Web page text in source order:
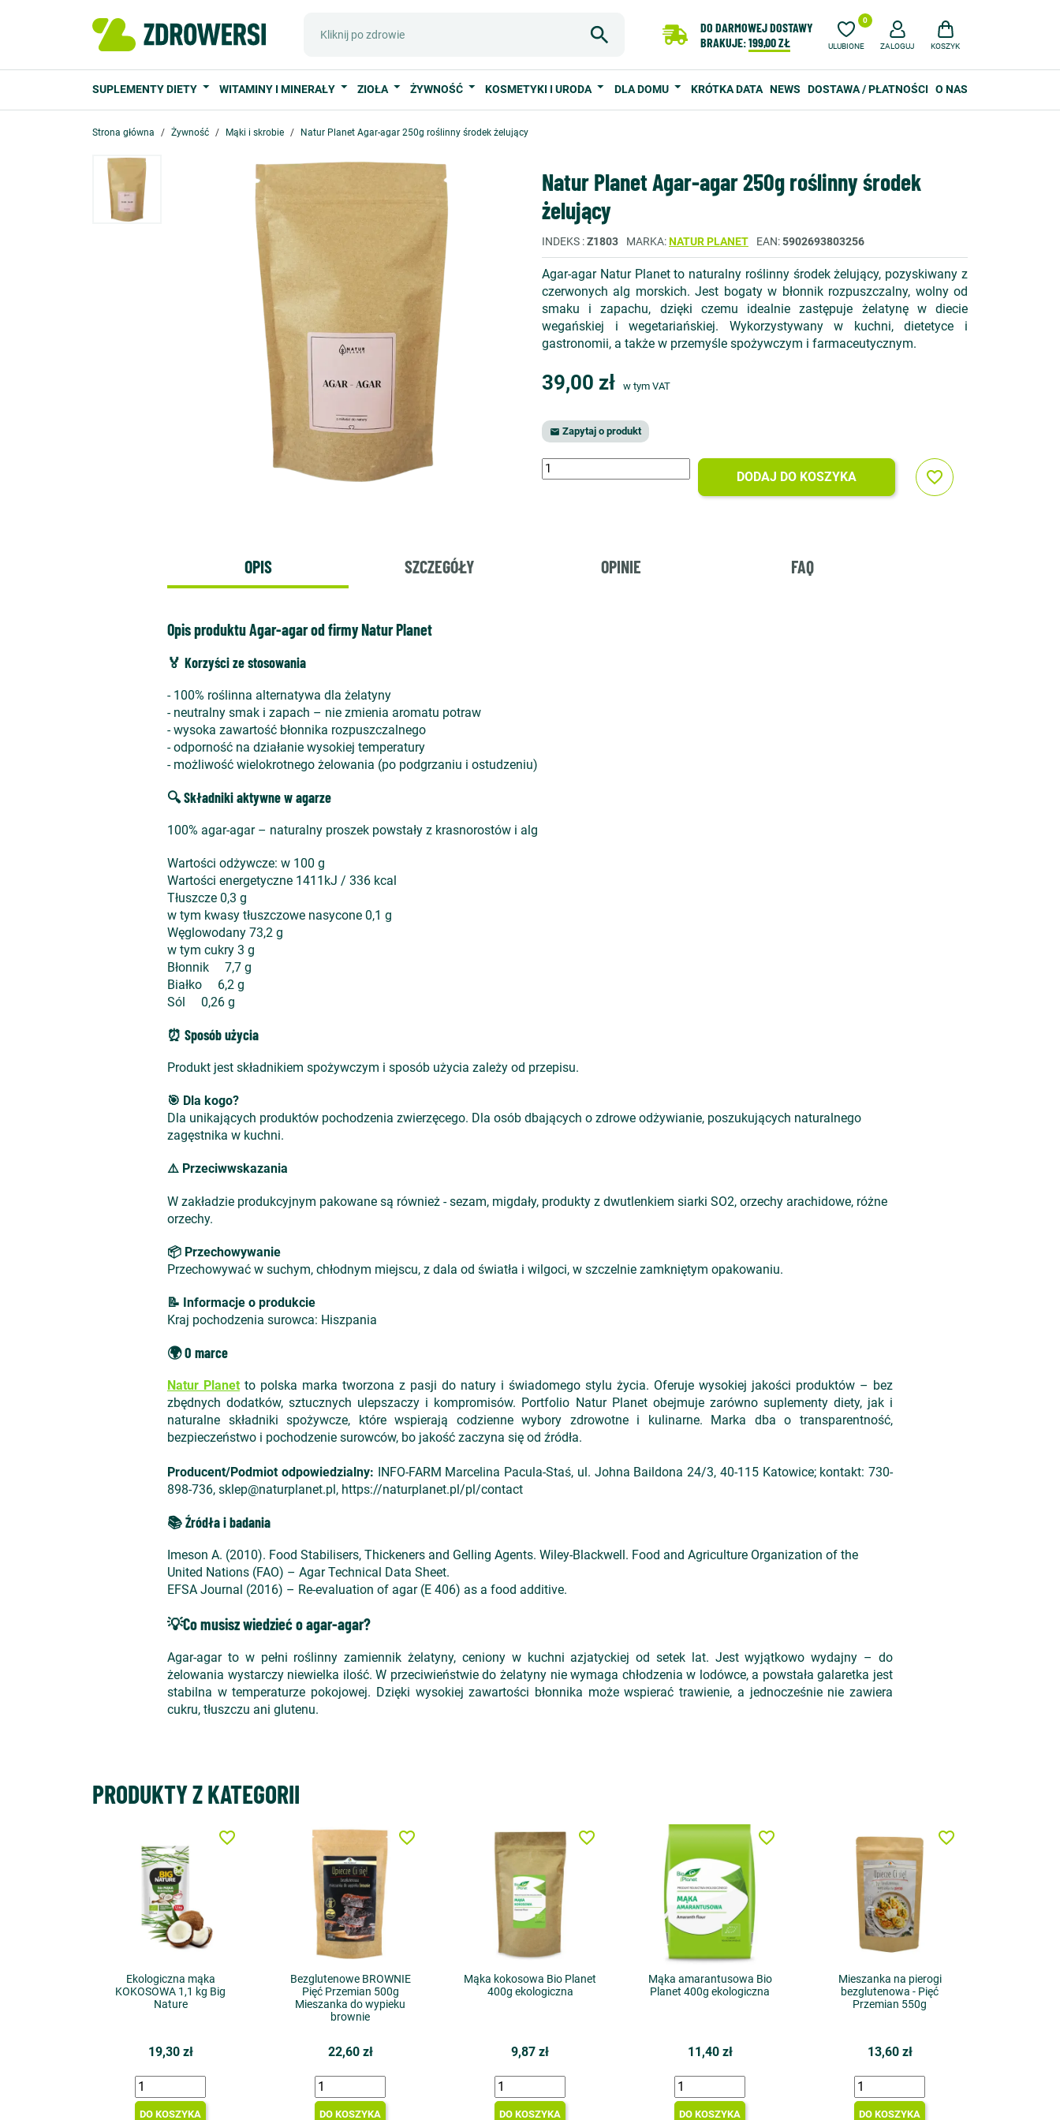
DO DARMOWEJ DOSTAWY
BRAKUJE:199,00 ZŁ ULUBIONE
0
ZALOGUJ KOSZYK
SUPLEMENTY DIETY WITAMINY I MINERAŁY ZIOŁA ŻYWNOŚĆ KOSMETYKI I URODA DLA DOMU KRÓTKA DATA NEWS DOSTAWA / PŁATNOŚCI O NAS
Strona główna Żywność Mąki i skrobie Natur Planet Agar-agar 250g roślinny środek żelujący
Natur Planet Agar-agar 250g roślinny środek
żelujący
INDEKS Z1803 MARKA NATUR PLANET EAN 5902693803256
Agar-agar Natur Planet to naturalny roślinny środek żelujący, pozyskiwany z
czerwonych alg morskich. Jest bogaty w błonnik rozpuszczalny, wolny od
smaku i zapachu, dzięki czemu idealnie zastępuje żelatynę w diecie
wegańskiej i wegetariańskiej. Wykorzystywany w kuchni, dietetyce i
gastronomii, a także w przemyśle spożywczym i farmaceutycznym.
39,00 zł w tym VAT
 Zapytaj o produkt
DODAJ DO KOSZYKA favorite_border
OPIS SZCZEGÓŁY OPINIE FAQ
Opis produktu Agar-agar od firmy Natur Planet
🏅 Korzyści ze stosowania
- 100% roślinna alternatywa dla żelatyny
- neutralny smak i zapach – nie zmienia aromatu potraw
- wysoka zawartość błonnika rozpuszczalnego
- odporność na działanie wysokiej temperatury
- możliwość wielokrotnego żelowania (po podgrzaniu i ostudzeniu)
🔍 Składniki aktywne w agarze
100% agar-agar – naturalny proszek powstały z krasnorostów i alg
Wartości odżywcze: w 100 g
Wartości energetyczne 1411kJ / 336 kcal
Tłuszcze 0,3 g
w tym kwasy tłuszczowe nasycone 0,1 g
Węglowodany 73,2 g
w tym cukry 3 g
Błonnik 7,7 g
Białko 6,2 g
Sól 0,26 g
⏰ Sposób użycia
Produkt jest składnikiem spożywczym i sposób użycia zależy od przepisu.
🎯 Dla kogo?
Dla unikających produktów pochodzenia zwierzęcego. Dla osób dbających o zdrowe odżywianie, poszukujących naturalnego
zagęstnika w kuchni.
⚠️ Przeciwwskazania
W zakładzie produkcyjnym pakowane są również - sezam, migdały, produkty z dwutlenkiem siarki SO2, orzechy arachidowe, różne
orzechy.
📦 Przechowywanie
Przechowywać w suchym, chłodnym miejscu, z dala od światła i wilgoci, w szczelnie zamkniętym opakowaniu.
📝 Informacje o produkcie
Kraj pochodzenia surowca: Hiszpania
🌍 O marce
Natur Planet to polska marka tworzona z pasji do natury i świadomego stylu życia. Oferuje wysokiej jakości produktów – bez
zbędnych dodatków, sztucznych ulepszaczy i kompromisów. Portfolio Natur Planet obejmuje zarówno suplementy diety, jak i
naturalne składniki spożywcze, które wspierają codzienne wybory zdrowotne i kulinarne. Marka dba o transparentność,
bezpieczeństwo i pochodzenie surowców, bo jakość zaczyna się od źródła.
Producent/Podmiot odpowiedzialny: INFO-FARM Marcelina Pacula-Staś, ul. Johna Baildona 24/3, 40-115 Katowice; kontakt: 730-
898-736, sklep@naturplanet.pl, https://naturplanet.pl/pl/contact
📚 Źródła i badania
Imeson A. (2010). Food Stabilisers, Thickeners and Gelling Agents. Wiley-Blackwell. Food and Agriculture Organization of the
United Nations (FAO) – Agar Technical Data Sheet.
EFSA Journal (2016) – Re-evaluation of agar (E 406) as a food additive.
💡Co musisz wiedzieć o agar-agar?
Agar-agar to w pełni roślinny zamiennik żelatyny, ceniony w kuchni azjatyckiej od setek lat. Jest wyjątkowo wydajny – do
żelowania wystarczy niewielka ilość. W przeciwieństwie do żelatyny nie wymaga chłodzenia w lodówce, a powstała galaretka jest
stabilna w temperaturze pokojowej. Dzięki wysokiej zawartości błonnika może wspierać trawienie, a jednocześnie nie zawiera
cukru, tłuszczu ani glutenu.
PRODUKTY Z KATEGORII
Ekologiczna mąka
KOKOSOWA 1,1 kg Big
Nature
19,30 zł
DO KOSZYKA
favorite_border
Bezglutenowe BROWNIE
Pięć Przemian 500g
Mieszanka do wypieku
brownie
22,60 zł
DO KOSZYKA
favorite_border
Mąka kokosowa Bio Planet
400g ekologiczna
9,87 zł
DO KOSZYKA
favorite_border
Mąka amarantusowa Bio
Planet 400g ekologiczna
11,40 zł
DO KOSZYKA
favorite_border
Mieszanka na pierogi
bezglutenowa - Pięć
Przemian 550g
13,60 zł
DO KOSZYKA
favorite_border